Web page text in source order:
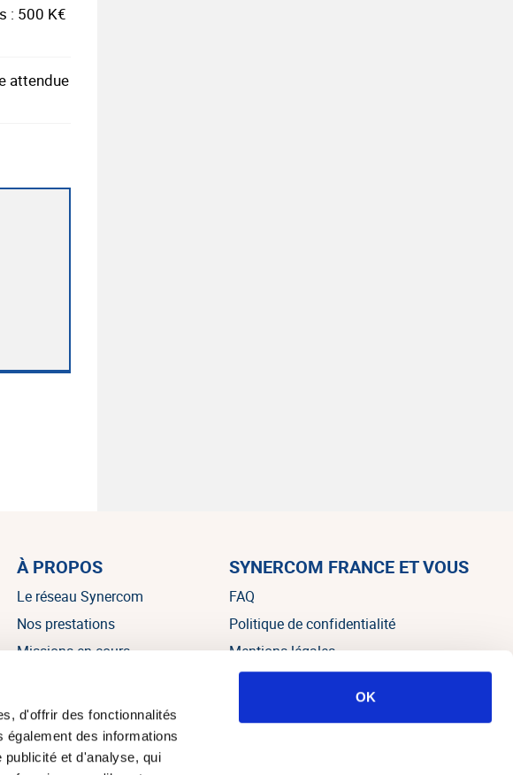
d'offrir des fonctionnalités
des informations
et d'analyse, qui
OK
: 500 K€
attendue
À PROPOS
Le réseau Synercom
Nos prestations
Missions en cours
Nos témoignages
Nos actualités
SYNERCOM FRANCE ET VOUS
FAQ
Politique de confidentialité
Mentions légales